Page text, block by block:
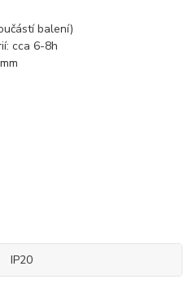
balení)
cca 6-8h
IP20